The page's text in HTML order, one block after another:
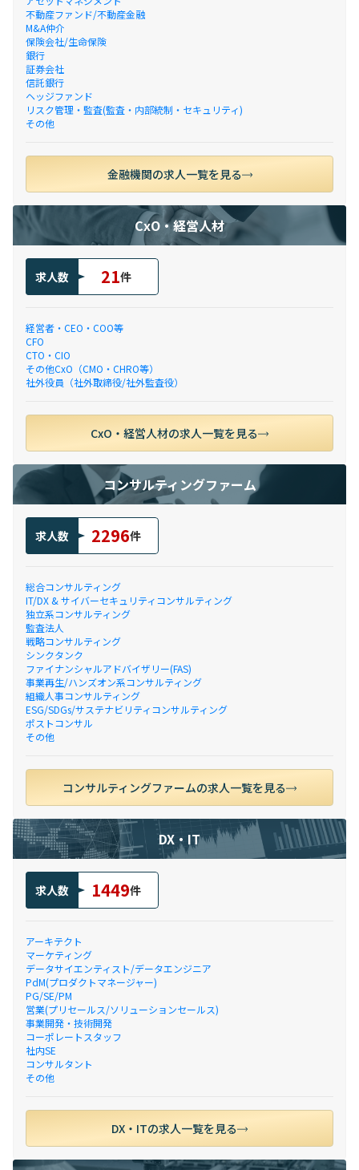
不動産ファンド/不動産金融
M&A仲介
保険会社/生命保険
銀行
証券会社
信託銀行
ヘッジファンド
リスク管理・監査(監査・内部統制・セキュリティ)
その他
金融機関の求人一覧を見る
CxO・経営人材
求人数 21件
経営者・CEO・COO等
CFO
CTO・CIO
その他CxO（CMO・CHRO等）
社外役員（社外取締役/社外監査役）
CxO・経営人材の求人一覧を見る
コンサルティングファーム
求人数 2296件
総合コンサルティング
IT/DX & サイバーセキュリティコンサルティング
独立系コンサルティング
監査法人
戦略コンサルティング
シンクタンク
ファイナンシャルアドバイザリー(FAS)
事業再生/ハンズオン系コンサルティング
組織人事コンサルティング
ESG/SDGs/サステナビリティコンサルティング
ポストコンサル
その他
コンサルティングファームの求人一覧を見る
DX・IT
求人数 1449件
アーキテクト
マーケティング
データサイエンティスト/データエンジニア
PdM(プロダクトマネージャー)
PG/SE/PM
営業(プリセールス/ソリューションセールス)
事業開発・技術開発
コーポレートスタッフ
社内SE
コンサルタント
その他
DX・ITの求人一覧を見る